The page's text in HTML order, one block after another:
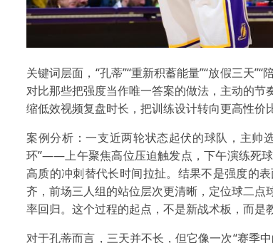
关键词层面，“孔蒂”“重新积蓄能量”“放假三天
对比那些把强度当作唯一答案的做法，主动的
缩低效视频复盘时长，把训练设计转向更高性价
案例分析：一支近两轮状态起伏的球队，主帅
环”——上午聚焦高位压迫触发点，下午演练死
高质的冲刺替代长时间拉扯。结果不是强度的
齐，前场三人组的站位层次更清晰，定位球二
率回归。这个过程的起点，不是新战术板，而是
对于孔蒂而言，三天并不长，但它像一次“赛季